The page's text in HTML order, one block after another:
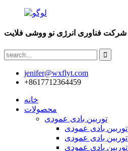
jenifer@wxflyt.com
‎+8617712364459‎
خانه
محصولات
توربین بادی عمودی